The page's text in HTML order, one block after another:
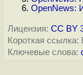
OpenNews:
Лицензия: CC BY
Короткая ссылка:
Ключевые слова: